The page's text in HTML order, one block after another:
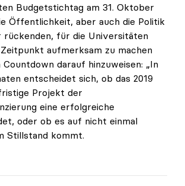
Budgetstichtag am 31. Oktober
Öffentlichkeit, aber auch die Politik
rückenden, für die Universitäten
aufmerksam zu machen
Countdown darauf hinzuweisen: „In
entscheidet sich, ob das 2019
Projekt der
eine erfolgreiche
oder ob es auf nicht einmal
Stillstand kommt.
für das Budget rückt näher“